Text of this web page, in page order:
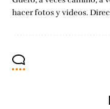
hacer fotos y videos.